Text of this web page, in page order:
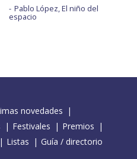
Pablo López, El niño del
espacio
novedades
Festivales
Premios
Listas Guía / directorio